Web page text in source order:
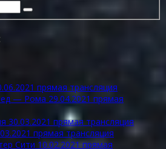
прямая трансляция
— Рома 29.04.2021 прямая
30.03.2021 прямая трансляция
прямая трансляция
Сити 10.02.2021 прямая